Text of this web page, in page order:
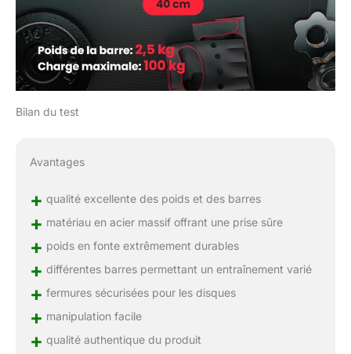
Bilan du test
Avantages
+ qualité excellente des poids et des barres
+ matériau en acier massif offrant une prise sûre
+ poids en fonte extrêmement durables
+ différentes barres permettant un entraînement varié
+ fermures sécurisées pour les disques
+ manipulation facile
+ qualité authentique du produit